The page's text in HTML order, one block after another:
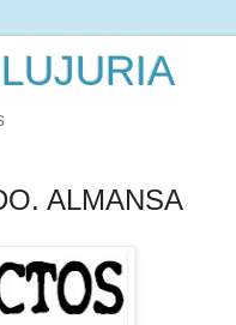
ALMANSA